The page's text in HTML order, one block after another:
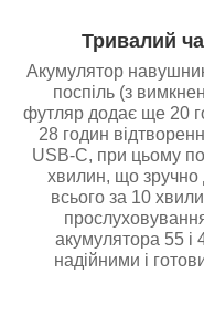
Тривалий
Акумулятор
поспіль (з
футляр додає ще 20
28 годин
USB-C, при цьому
хвилин, що зручно
всього за 10
акумулятора 55 і
надійними і